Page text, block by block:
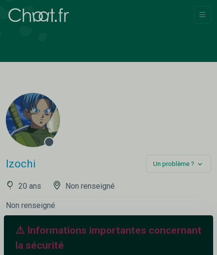
⚠️ Informations importantes concernant
la sécurité
Izochi Un problème ?
20 ans Non renseigné
Non renseigné
193+